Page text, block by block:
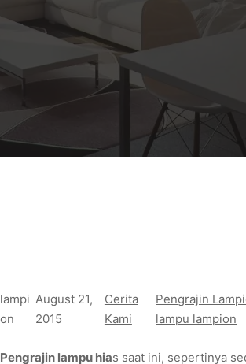
lampi
on
August 21,
2015
Cerita
Kami
Pengrajin
lampu lampion
Pengrajin lampu hias saat ini, sepertinya